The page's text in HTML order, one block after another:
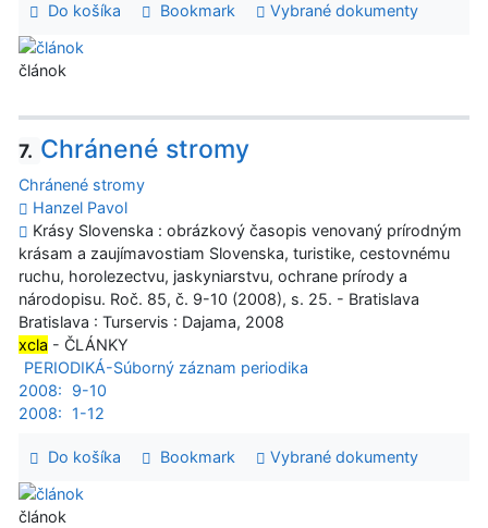
Do košíka Bookmark Vybrané dokumenty
článok
7. Chránené stromy
Chránené stromy
Hanzel Pavol
Krásy Slovenska : obrázkový časopis venovaný prírodným
krásam a zaujímavostiam Slovenska, turistike, cestovnému
ruchu, horolezectvu, jaskyniarstvu, ochrane prírody a
národopisu. Roč. 85, č. 9-10 (2008), s. 25. - Bratislava
Bratislava : Turservis : Dajama, 2008
xcla - ČLÁNKY
PERIODIKÁ-Súborný záznam periodika
2008:
9-10
2008:
1-12
Do košíka Bookmark Vybrané dokumenty
článok